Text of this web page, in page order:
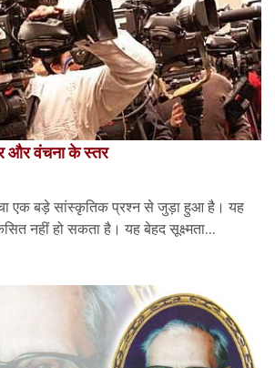
और वंचना के स्तर
एक बड़े सांस्कृतिक प्रश्न से जुड़ा हुआ है। यह
नहीं हो सकता है। यह बेहद सूक्ष्मता...